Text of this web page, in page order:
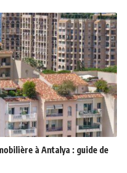
à Antalya : guide de